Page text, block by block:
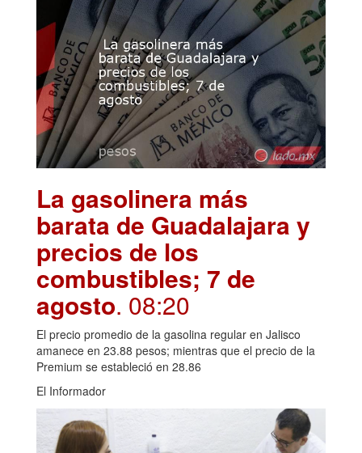
La gasolinera más
barata de Guadalajara y
precios de los
combustibles; 7 de
agosto. 08:20
El precio promedio de la gasolina regular en Jalisco
amanece en 23.88 pesos; mientras que el precio de la
Premium se estableció en 28.86
El Informador